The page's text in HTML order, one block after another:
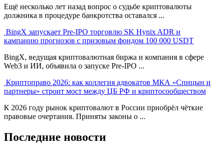
Ещё несколько лет назад вопрос о судьбе криптовалюты
должника в процедуре банкротства оставался ...
BingX запускает Pre-IPO торговлю SK Hynix ADR и
кампанию прогнозов с призовым фондом 100 000 USDT
BingX, ведущая криптовалютная биржа и компания в сфере
Web3 и ИИ, объявила о запуске Pre-IPO ...
Криптоправо 2026: как коллегия адвокатов МКА «Спицын и
партнеры» строит мост между ЦБ РФ и криптосообществом
К 2026 году рынок криптовалют в России приобрёл чёткие
правовые очертания. Приняты законы о ...
Последние новости